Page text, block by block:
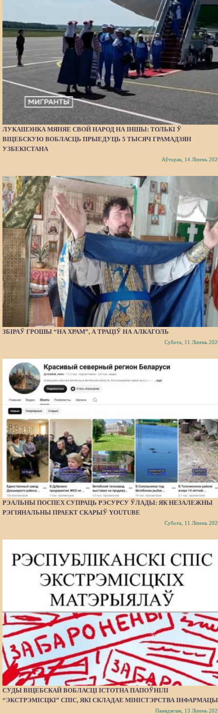
ЛУКАШЭНКА МЯНЯЕ СВОЙ НАРОД НА ІНШЫ: ТОЛЬКІ Ў
ВІЦЕБСКУЮ ВОБЛАСЦЬ ПРЫЕДУЦЬ 5 ТЫСЯЧ ГРАМАДЗЯН
УЗБЕКІСТАНА
Аўторак, 14 Ліпень
ЗБІРАЎ ГРОШЫ “НА ХРАМ”, А ТРАЦІЎ НА АЛКАГОЛЬ
Субота, 11 Ліпень
РЭАЛЬНЫ ПОСПЕХ СУПРАЦЬ РЭСУРСУ ЎЛАДЫ: ЯК НЕЗАЛЕЖНЫ
РЭГІЯНАЛЬНЫ ПРАЕКТ СКАРЫЎ YOUTUBE
Субота, 11 Ліпень
СУДЫ ВІЦЕБСКАЙ ВОБЛАСЦІ ІСТОТНА ПАПОЎНІЛІ
“ЭКСТРЭМІСЦКІ” СПІС, ЯКІ СКЛАДАЕ МІНІСТЭРСТВА
Панядзелак, 13 Ліпень